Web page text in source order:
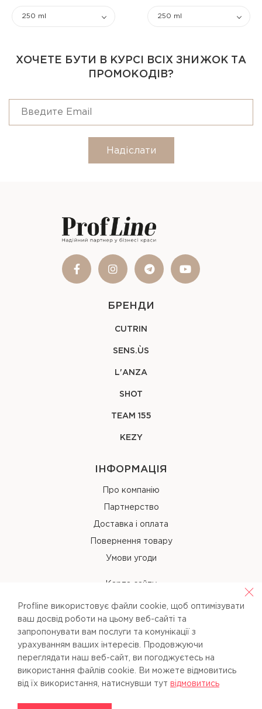
250 ml 250 ml
ХОЧЕТЕ БУТИ В КУРСІ ВСІХ ЗНИЖОК ТА
ПРОМОКОДІВ?
Надіслати
БРЕНДИ
CUTRIN
SENS.ÙS
L'ANZA
SHOT
TEAM 155
KEZY
ІНФОРМАЦІЯ
Про компанію
Партнерство
Доставка і оплата
Повернення товару
Умови угоди
Карта сайту
КОНТАКТИ
+38 (067) 238-97-40
info@pl-beauty.com.ua
Profline використовує файли cookie, щоб оптимізувати
ваш досвід роботи на цьому веб-сайті та
запропонувати вам послуги та комунікації з
урахуванням ваших інтересів. Продовжуючи
переглядати наш веб-сайт, ви погоджуєтесь на
використання файлів cookie. Ви можете вiдмовитись
вiд їх використання, натиснувши тут вiдмовитись